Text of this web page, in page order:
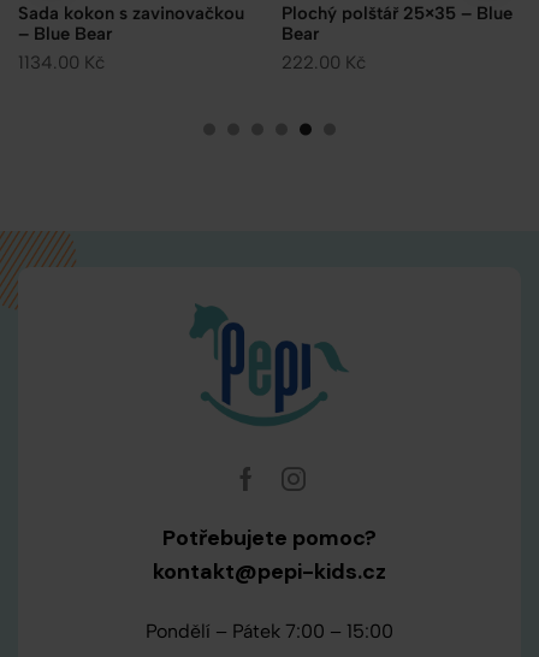
Sada kokon s zavinovačkou
– Blue Bear
1134.00 Kč
Plochý polštář 25×35 – Blue
Bear
222.00 Kč
Potřebujete pomoc?
kontakt@pepi-kids.cz
Pondělí – Pátek 7:00 – 15:00